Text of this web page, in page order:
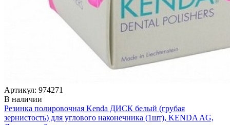
Артикул: 974271
В наличии
Резинка полировочная Kenda ДИСК белый (грубая
зернистость) для углового наконечника (1шт), KENDA AG,